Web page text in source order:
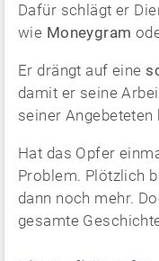
Dafür schlägt er
wie Moneygram
Er drängt auf eine
damit er seine
seiner Angebeteten
Hat das Opfer
Problem. Plötzlich
dann noch mehr.
gesamte